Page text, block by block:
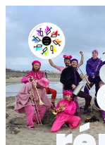
contenu